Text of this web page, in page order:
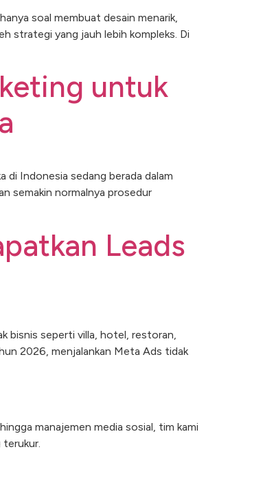
soal membuat desain menarik,
strategi yang jauh lebih kompleks. Di
untuk
Indonesia sedang berada dalam
semakin normalnya prosedur
Leads
bisnis seperti villa, hotel, restoran,
2026, menjalankan Meta Ads tidak
manajemen media sosial, tim kami
terukur.